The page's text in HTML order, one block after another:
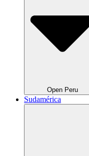
Open Peru
Sudamérica